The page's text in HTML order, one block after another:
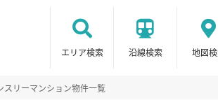
エリア検索 沿線検索 地図
スリーマンション物件一覧